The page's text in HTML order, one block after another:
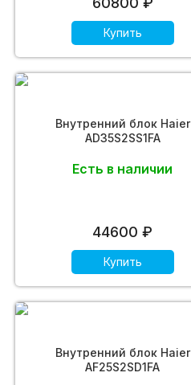
Купить
Внутренний блок Haier
AD35S2SS1FA
Есть в наличии
44600 ₽
Купить
Внутренний блок Haier
AF25S2SD1FA